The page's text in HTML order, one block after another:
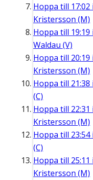
Hoppa till 17:02
Kristersson (M)
Hoppa till 19:19
Waldau (V)
Hoppa till 20:19
Kristersson (M)
Hoppa till 21:38
(C)
Hoppa till 22:31
Kristersson (M)
Hoppa till 23:54
(C)
Hoppa till 25:11
Kristersson (M)